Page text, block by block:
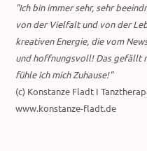
"Ich bin immer sehr, sehr
von der Vielfalt und von der
kreativen Energie, die vom
und hoffnungsvoll! Das gefällt
fühle ich mich Zuhause!"
(c) Konstanze Fladt I
www.konstanze-fladt.de